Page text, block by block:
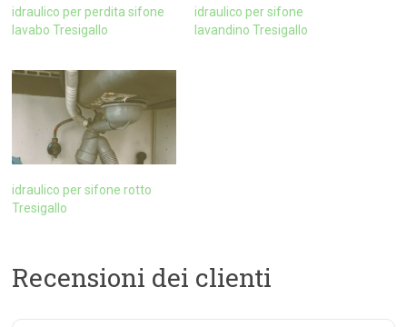
idraulico per perdita sifone
lavabo Tresigallo
idraulico per sifone
lavandino Tresigallo
idraulico per sifone rotto
Tresigallo
Recensioni dei clienti